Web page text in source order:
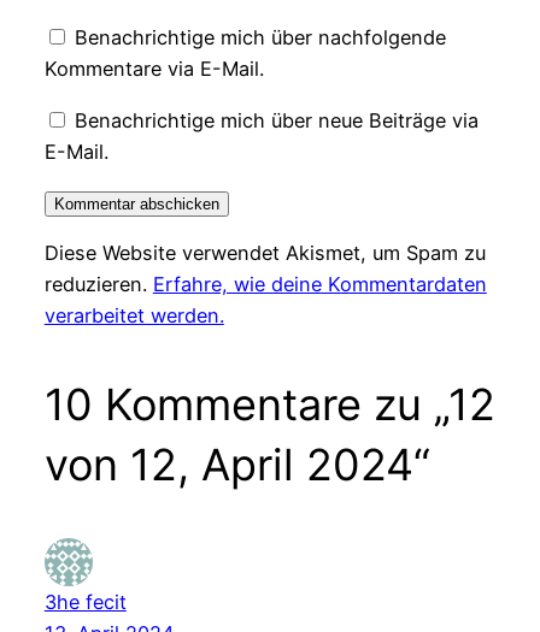
Benachrichtige mich über nachfolgende
Kommentare via E-Mail.
Benachrichtige mich über neue Beiträge via
E-Mail.
Diese Website verwendet Akismet, um Spam zu
reduzieren. Erfahre, wie deine Kommentardaten
verarbeitet werden.
10 Kommentare zu „12
von 12, April 2024“
3he fecit